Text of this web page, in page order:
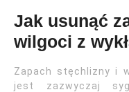
Jak usunąć
wilgoci z
Zapach stęchlizny i
jest zazwyczaj